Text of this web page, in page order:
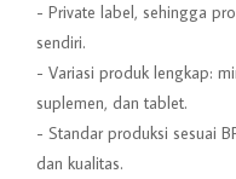
- Private label, sehingga
sendiri.
- Variasi produk lengkap:
suplemen, dan tablet.
- Standar produksi sesuai
dan kualitas.